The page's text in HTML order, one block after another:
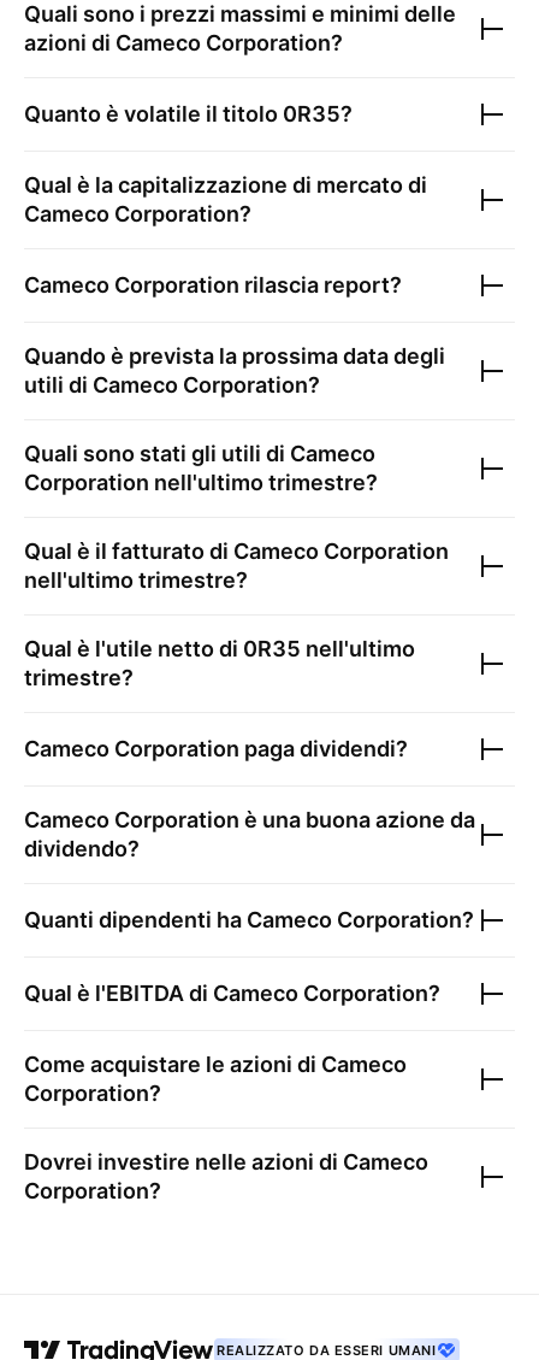
Quali sono i prezzi massimi e minimi delle
azioni di Cameco Corporation?
Quanto è volatile il titolo 0R35?
Qual è la capitalizzazione di mercato di
Cameco Corporation?
Cameco Corporation rilascia report?
Quando è prevista la prossima data degli
utili di Cameco Corporation?
Quali sono stati gli utili di Cameco
Corporation nell'ultimo trimestre?
Qual è il fatturato di Cameco Corporation
nell'ultimo trimestre?
Qual è l'utile netto di 0R35 nell'ultimo
trimestre?
Cameco Corporation paga dividendi?
Cameco Corporation è una buona azione da
dividendo?
Quanti dipendenti ha Cameco Corporation?
Qual è l'EBITDA di Cameco Corporation?
Come acquistare le azioni di Cameco
Corporation?
Dovrei investire nelle azioni di Cameco
Corporation?
REALIZZATO DA ESSERI UMANI